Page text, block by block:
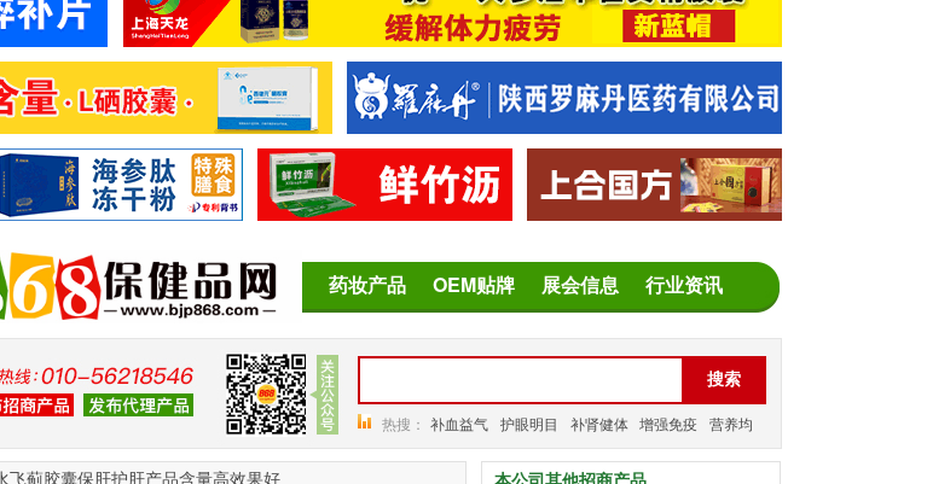
药妆产品 OEM贴牌 展会信息 行业资讯
热搜： 补血益气 护眼明目 补肾健体 增强免疫
营养均
衡 减缓疲劳
飞蓟胶囊保肝护肝产品含量高效果好
本公司其他招商产品